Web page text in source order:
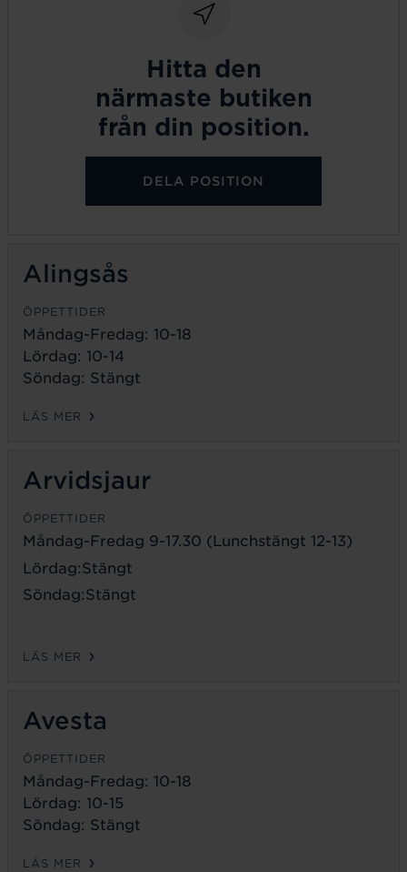
Hitta den
närmaste butiken
från din position.
DELA POSITION
Alingsås
ÖPPETTIDER
Måndag-Fredag: 10-18
Lördag: 10-14
Söndag: Stängt
LÄS MER
Arvidsjaur
ÖPPETTIDER
Måndag-Fredag 9-17.30 (Lunchstängt 12-13)
Lördag:Stängt
Söndag:Stängt
LÄS MER
Avesta
ÖPPETTIDER
Måndag-Fredag: 10-18
Lördag: 10-15
Söndag: Stängt
LÄS MER